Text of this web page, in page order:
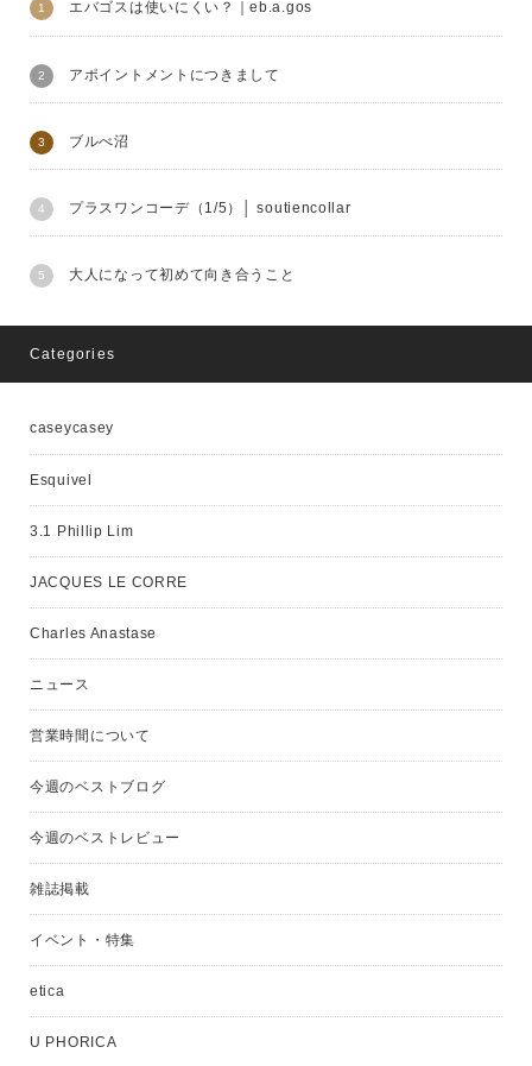
エバゴスは使いにくい？｜eb.a.gos
アポイントメントにつきまして
ブルべ沼
プラスワンコーデ（1/5）│ soutiencollar
大人になって初めて向き合うこと
Categories
caseycasey
Esquivel
3.1 Phillip Lim
JACQUES LE CORRE
Charles Anastase
ニュース
営業時間について
今週のベストブログ
今週のベストレビュー
雑誌掲載
イベント・特集
etica
U PHORICA